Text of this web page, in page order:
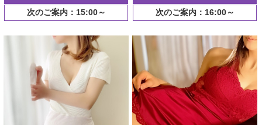
次のご案内：15:00～ 次のご案内：16:00～